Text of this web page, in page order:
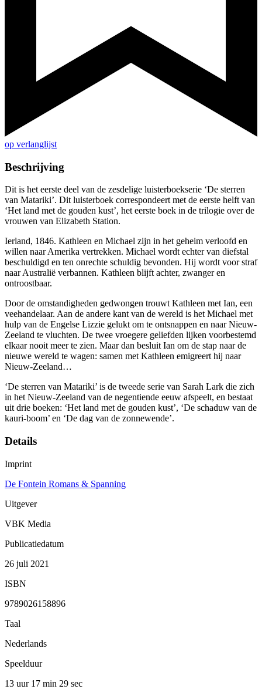
op verlanglijst
Beschrijving
Dit is het eerste deel van de zesdelige luisterboekserie ‘De sterren
van Matariki’. Dit luisterboek correspondeert met de eerste helft van
‘Het land met de gouden kust’, het eerste boek in de trilogie over de
vrouwen van Elizabeth Station.
Ierland, 1846. Kathleen en Michael zijn in het geheim verloofd en
willen naar Amerika vertrekken. Michael wordt echter van diefstal
beschuldigd en ten onrechte schuldig bevonden. Hij wordt voor straf
naar Australië verbannen. Kathleen blijft achter, zwanger en
ontroostbaar.
Door de omstandigheden gedwongen trouwt Kathleen met Ian, een
veehandelaar. Aan de andere kant van de wereld is het Michael met
hulp van de Engelse Lizzie gelukt om te ontsnappen en naar Nieuw-
Zeeland te vluchten. De twee vroegere geliefden lijken voorbestemd
elkaar nooit meer te zien. Maar dan besluit Ian om de stap naar de
nieuwe wereld te wagen: samen met Kathleen emigreert hij naar
Nieuw-Zeeland…
‘De sterren van Matariki’ is de tweede serie van Sarah Lark die zich
in het Nieuw-Zeeland van de negentiende eeuw afspeelt, en bestaat
uit drie boeken: ‘Het land met de gouden kust’, ‘De schaduw van de
kauri-boom’ en ‘De dag van de zonnewende’.
Details
Imprint
De Fontein Romans & Spanning
Uitgever
VBK Media
Publicatiedatum
26 juli 2021
ISBN
9789026158896
Taal
Nederlands
Speelduur
13 uur 17 min 29 sec